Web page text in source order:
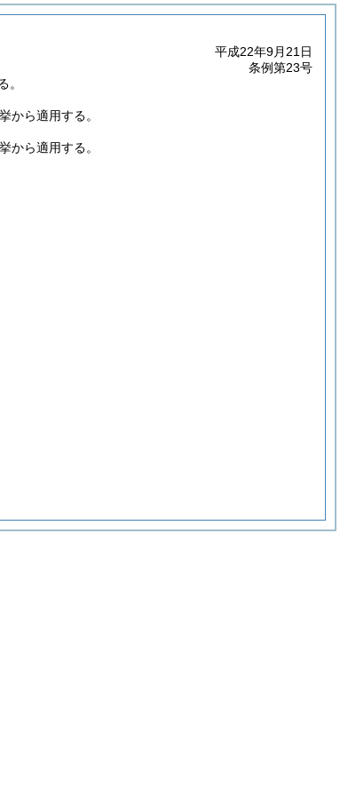
平成22年9月21日
条例第23号
。
から適用する。
から適用する。